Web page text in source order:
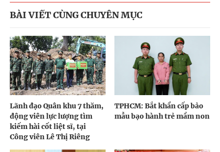
BÀI VIẾT CÙNG CHUYÊN MỤC
Lãnh đạo Quân khu 7 thăm,
động viên lực lượng tìm
kiếm hài cốt liệt sĩ, tại
Công viên Lê Thị Riêng
TPHCM: Bắt khẩn cấp bảo
mẫu bạo hành trẻ mầm non